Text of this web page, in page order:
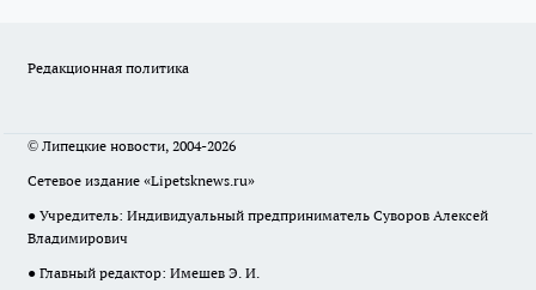
Редакционная политика
© Липецкие новости, 2004-2026
Сетевое издание «Lipetsknews.ru»
● Учредитель: Индивидуальный предприниматель Суворов Алексей
Владимирович
● Главный редактор: Имешев Э. И.